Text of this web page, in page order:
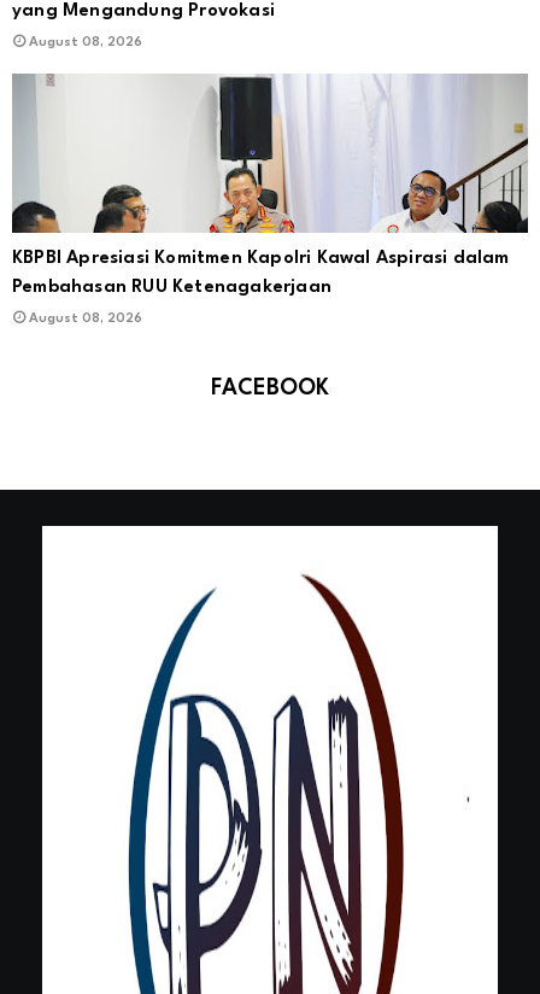
yang Mengandung Provokasi
August 08, 2026
KBPBI Apresiasi Komitmen Kapolri Kawal Aspirasi dalam
Pembahasan RUU Ketenagakerjaan
August 08, 2026
FACEBOOK